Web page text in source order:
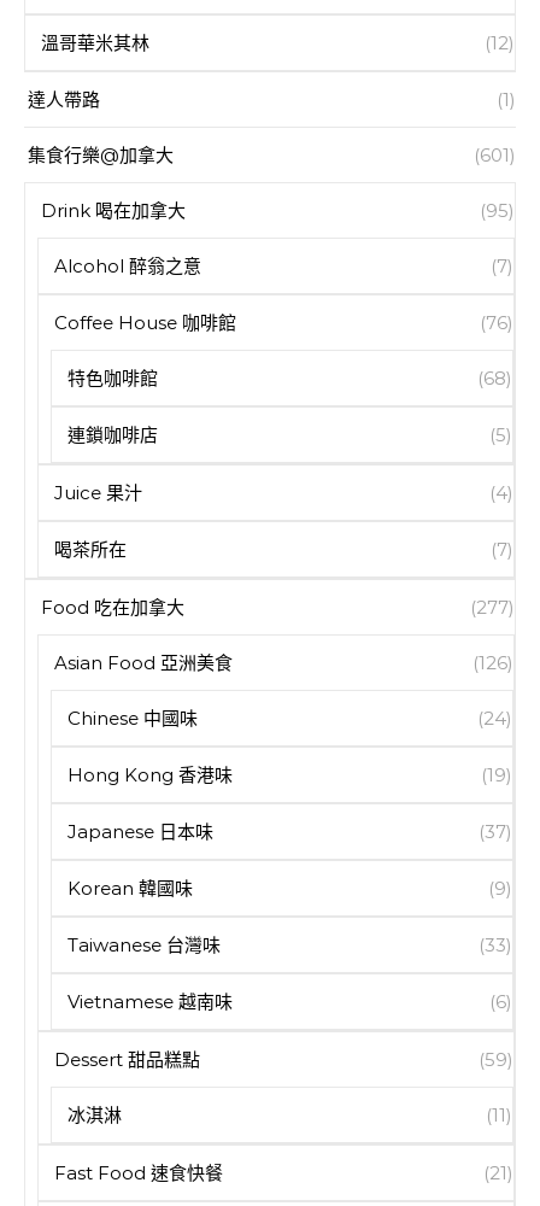
溫哥華米其林 (12)
達人帶路 (1)
集食行樂@加拿大 (601)
Drink 喝在加拿大 (95)
Alcohol 醉翁之意 (7)
Coffee House 咖啡館 (76)
特色咖啡館 (68)
連鎖咖啡店 (5)
Juice 果汁 (4)
喝茶所在 (7)
Food 吃在加拿大 (277)
Asian Food 亞洲美食 (126)
Chinese 中國味 (24)
Hong Kong 香港味 (19)
Japanese 日本味 (37)
Korean 韓國味 (9)
Taiwanese 台灣味 (33)
Vietnamese 越南味 (6)
Dessert 甜品糕點 (59)
冰淇淋 (11)
Fast Food 速食快餐 (21)